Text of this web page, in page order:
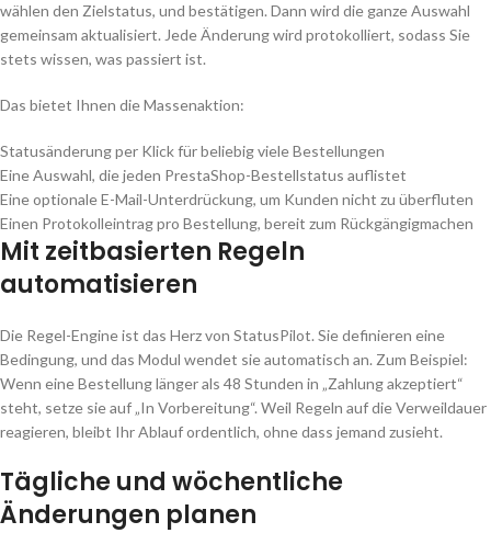
wählen den Zielstatus, und bestätigen. Dann wird die ganze Auswahl
gemeinsam aktualisiert. Jede Änderung wird protokolliert, sodass Sie
stets wissen, was passiert ist.
Das bietet Ihnen die Massenaktion:
Statusänderung per Klick für beliebig viele Bestellungen
Eine Auswahl, die jeden PrestaShop-Bestellstatus auflistet
Eine optionale E-Mail-Unterdrückung, um Kunden nicht zu überfluten
Einen Protokolleintrag pro Bestellung, bereit zum Rückgängigmachen
Mit zeitbasierten Regeln
automatisieren
Die Regel-Engine ist das Herz von StatusPilot. Sie definieren eine
Bedingung, und das Modul wendet sie automatisch an. Zum Beispiel:
Wenn eine Bestellung länger als 48 Stunden in „Zahlung akzeptiert“
steht, setze sie auf „In Vorbereitung“. Weil Regeln auf die Verweildauer
reagieren, bleibt Ihr Ablauf ordentlich, ohne dass jemand zusieht.
Tägliche und wöchentliche
Änderungen planen